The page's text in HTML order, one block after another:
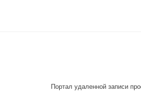
Портал удаленной записи